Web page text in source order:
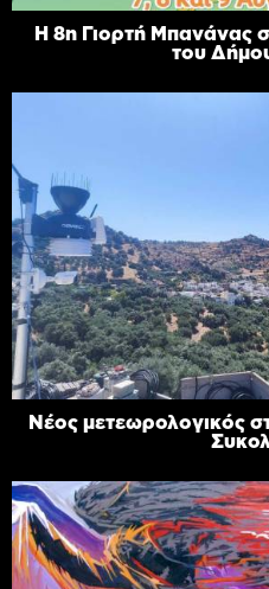
Η 8η Γιορτή Μπανάνας
του
Νέος μετεωρολογικός